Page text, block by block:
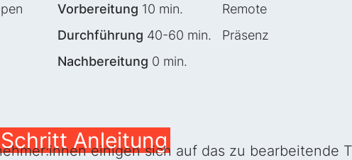
Vorbereitung 10 min.
Durchführung 40-60 min.
Nachbereitung 0 min.
Remote
Präsenz
Anleitung
einigen sich auf das zu bearbeitende